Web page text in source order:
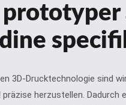
3D-Drucktechnologie sind
herzustellen. Dadurch